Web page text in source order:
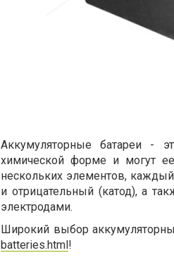
Аккумуляторные батареи -
химической форме и могут
нескольких элементов,
и отрицательный (катод), а
электродами.
Широкий выбор
batteries.html!